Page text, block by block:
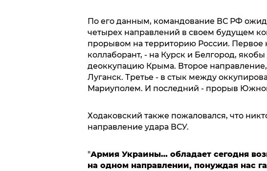
По его данным, командование ВС РФ
четырех направлений в своем будущем
прорывом на территорию России. Первое
коллаборант, - на Курск и Белгород,
деоккупацию Крыма. Второе направление,
Луганск. Третье - в стык между
Мариуполем. И последний - прорыв
Ходаковский также пожаловался, что
направление удара ВСУ.
"Армия Украины… обладает сегодня
на одном направлении, понуждая нас